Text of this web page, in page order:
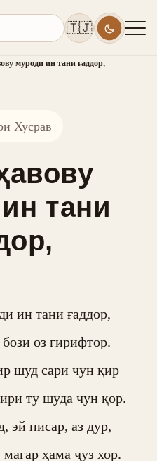
🇹🇯
муроди ин тани ғаддор,
Хусрав
тани
ин тани ғаддор,
оз гирифтор.
шуд сари чун қир
ту шуда чун қор.
эй писар, аз дур,
ҳама ҷуз хор.